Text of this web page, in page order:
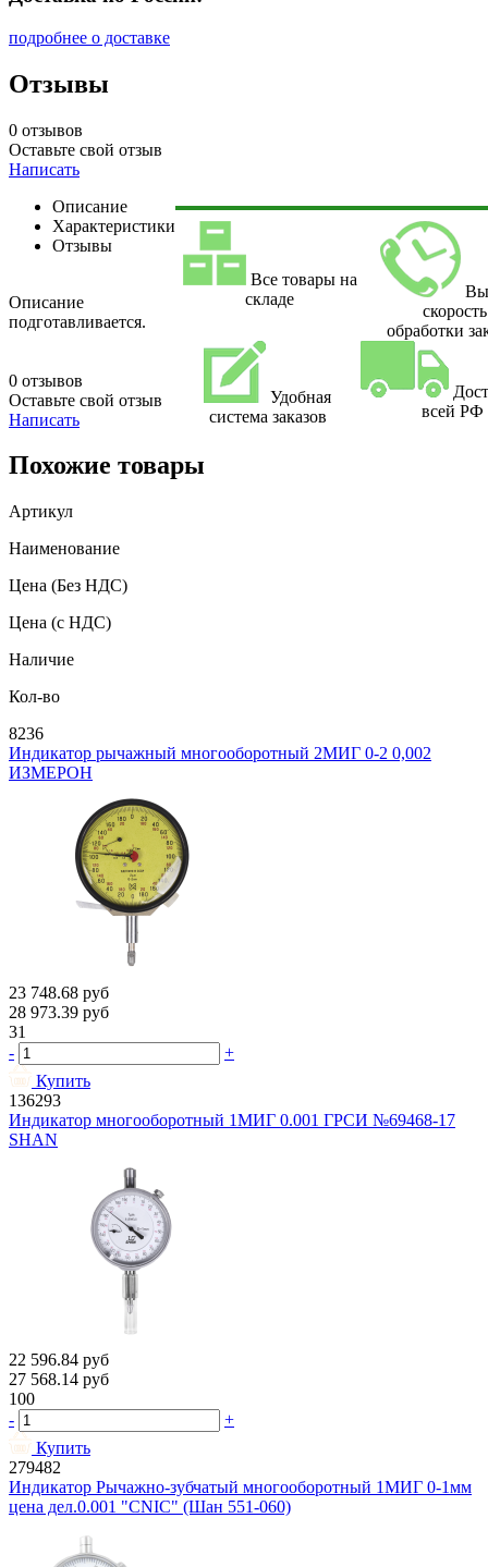
подробнее о доставке
Отзывы
0 отзывов
Оставьте свой отзыв
Написать
Описание
Характеристики
Отзывы
Описание
подготавливается.
0 отзывов
Оставьте свой отзыв
Написать
Все товары на
складе
скорость
обработки
Удобная
система заказов
всей РФ
Похожие товары
Артикул
Наименование
Цена (Без НДС)
Цена (с НДС)
Наличие
Кол-во
8236
Индикатор рычажный многооборотный 2МИГ 0-2 0,002
ИЗМЕРОН
23 748.68 руб
28 973.39 руб
31
-
+
Купить
136293
Индикатор многооборотный 1МИГ 0.001 ГРСИ №69468-17
SHAN
22 596.84 руб
27 568.14 руб
100
-
+
Купить
279482
Индикатор Рычажно-зубчатый многооборотный 1МИГ 0-1мм
цена дел.0.001 "CNIC" (Шан 551-060)